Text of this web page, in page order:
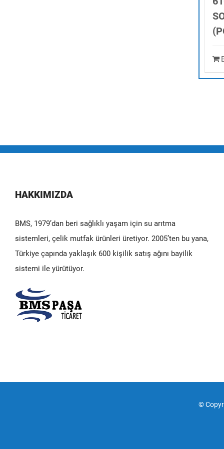
HAKKIMIZDA
BMS, 1979’dan beri sağlıklı yaşam için su arıtma
sistemleri, çelik mutfak ürünleri üretiyor. 2005’ten bu yana,
Türkiye çapında yaklaşık 600 kişilik satış ağını bayilik
sistemi ile yürütüyor.
©